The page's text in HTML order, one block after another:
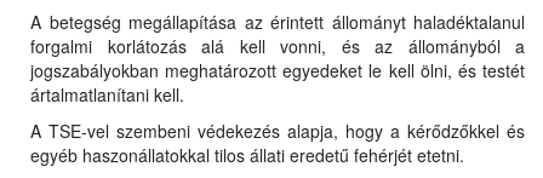
A betegség megállapítása az érintett állományt haladéktalanul
forgalmi korlátozás alá kell vonni, és az állományból a
jogszabályokban meghatározott egyedeket le kell ölni, és testét
ártalmatlanítani kell.
A TSE-vel szembeni védekezés alapja, hogy a kérődzőkkel és
egyéb haszonállatokkal tilos állati eredetű fehérjét etetni.